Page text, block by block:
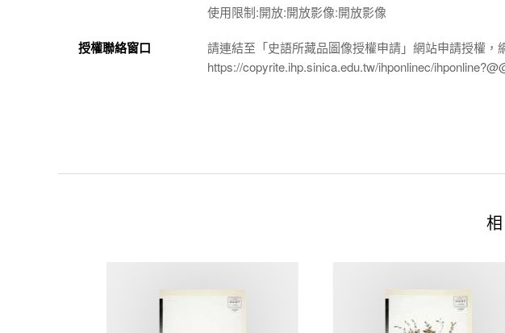
使用限制:開放:開放影像:開放影像
授權聯絡窗口
請連結至「史語所藏品圖像授權申請」網站申請授權，
https://copyrite.ihp.sinica.edu.tw/ihponlinec/